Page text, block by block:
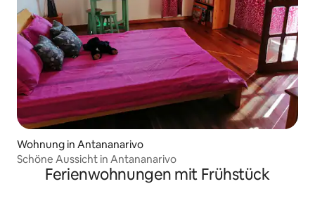
Wohnung in Antananarivo
Schöne Aussicht in Antananarivo
Ferienwohnungen mit Frühstück